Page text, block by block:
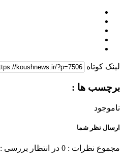
لینک کوتاه
برچسب ها :
ناموجود
ارسال نظر شما
مجموع نظرات : 0 در انتظار بررسی : 0